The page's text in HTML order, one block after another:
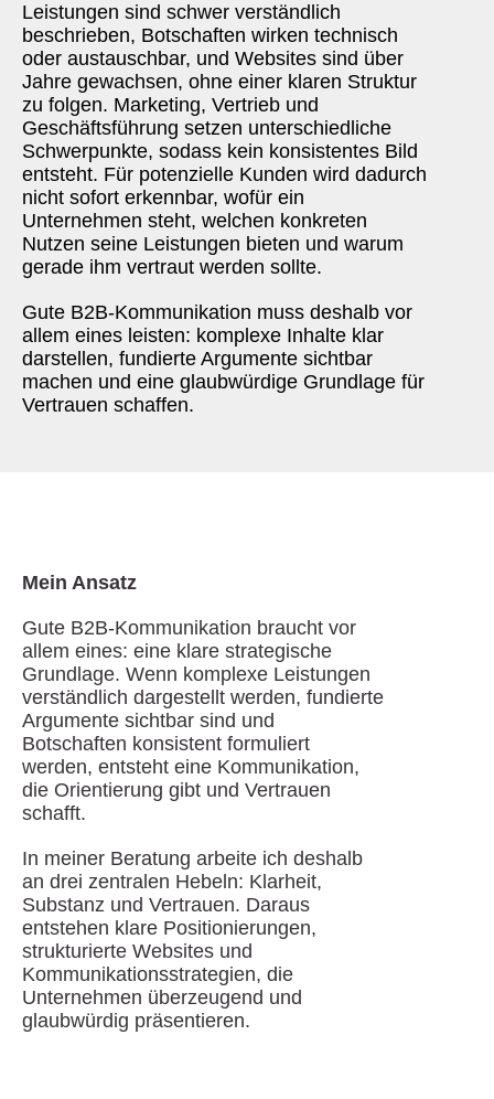
Leistungen sind schwer verständlich
beschrieben, Botschaften wirken technisch
oder austauschbar, und Websites sind über
Jahre gewachsen, ohne einer klaren Struktur
zu folgen. Marketing, Vertrieb und
Geschäftsführung setzen unterschiedliche
Schwerpunkte, sodass kein konsistentes Bild
entsteht. Für potenzielle Kunden wird dadurch
nicht sofort erkennbar, wofür ein
Unternehmen steht, welchen konkreten
Nutzen seine Leistungen bieten und warum
gerade ihm vertraut werden sollte.
Gute B2B-Kommunikation muss deshalb vor
allem eines leisten: komplexe Inhalte klar
darstellen, fundierte Argumente sichtbar
machen und eine glaubwürdige Grundlage für
Vertrauen schaffen.
Mein Ansatz
Gute B2B-Kommunikation braucht vor
allem eines: eine klare strategische
Grundlage. Wenn komplexe Leistungen
verständlich dargestellt werden, fundierte
Argumente sichtbar sind und
Botschaften konsistent formuliert
werden, entsteht eine Kommunikation,
die Orientierung gibt und Vertrauen
schafft.
In meiner Beratung arbeite ich deshalb
an drei zentralen Hebeln: Klarheit,
Substanz und Vertrauen. Daraus
entstehen klare Positionierungen,
strukturierte Websites und
Kommunikationsstrategien, die
Unternehmen überzeugend und
glaubwürdig präsentieren.